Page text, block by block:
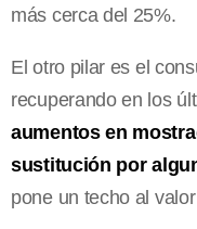
más cerca del 25%.
El otro pilar es el
recuperando en los
aumentos en
sustitución por
pone un techo al